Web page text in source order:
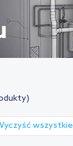
wszystkie